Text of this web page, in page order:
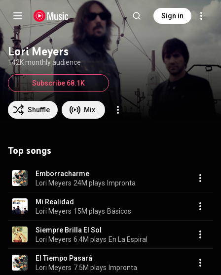
Sign in
Lori Meyers
142K monthly audience
Shuffle Mix
Subscribe 68.1K
Top songs
Emborracharme
Lori Meyers 24M plays Impronta
Mi Realidad
Lori Meyers 15M plays Básicos
Siempre Brilla El Sol
Lori Meyers 6.4M plays En La Espiral
El Tiempo Pasará
Lori Meyers 7.5M plays Impronta